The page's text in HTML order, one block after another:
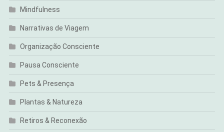
Mindfulness
Narrativas de Viagem
Organização Consciente
Pausa Consciente
Pets & Presença
Plantas & Natureza
Retiros & Reconexão